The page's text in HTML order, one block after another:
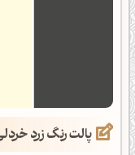
پالت رنگ زرد